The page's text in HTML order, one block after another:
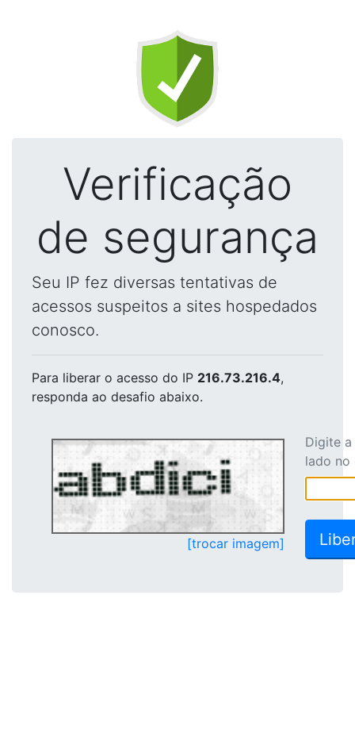
Verificação
de segurança
Seu IP fez diversas tentativas de
acessos suspeitos a sites hospedados
conosco.
Para liberar o acesso do IP 216.73.216.4,
responda ao desafio abaixo.
[trocar imagem]
Digite
lado no